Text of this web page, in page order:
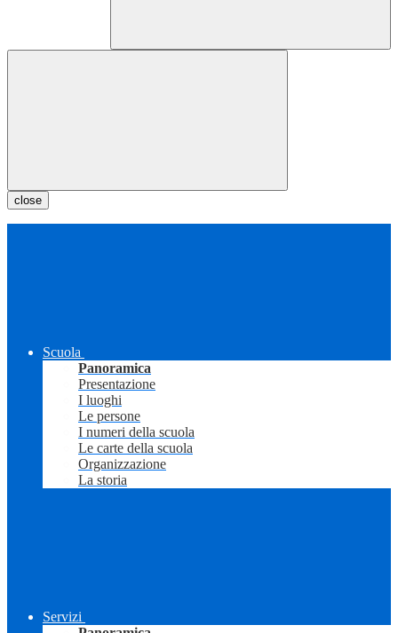
close
Scuola
Panoramica
Presentazione
I luoghi
Le persone
I numeri della scuola
Le carte della scuola
Organizzazione
La storia
Servizi